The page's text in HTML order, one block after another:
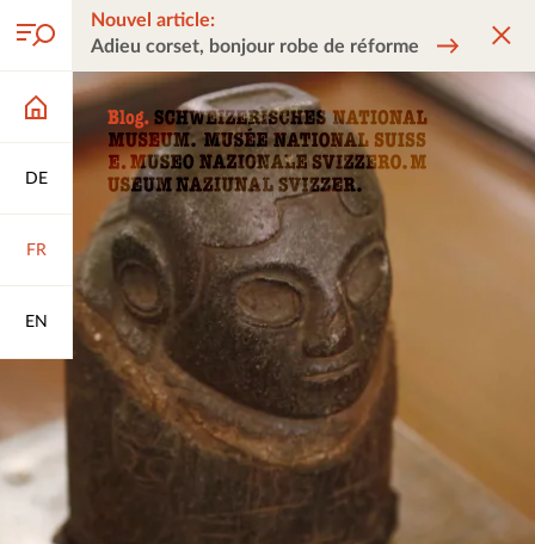
DE
FR
EN
Nouvel article:
Adieu corset, bonjour robe de réforme